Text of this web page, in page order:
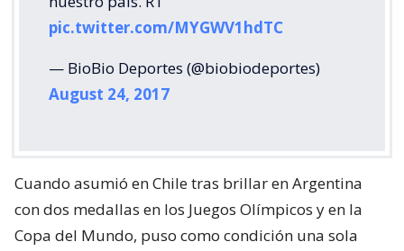
pic.twitter.com/MYGWV1hdTC
— BioBio Deportes (@biobiodeportes)
August 24, 2017
Cuando asumió en Chile tras brillar en Argentina
con dos medallas en los Juegos Olímpicos y en la
Copa del Mundo, puso como condición una sola